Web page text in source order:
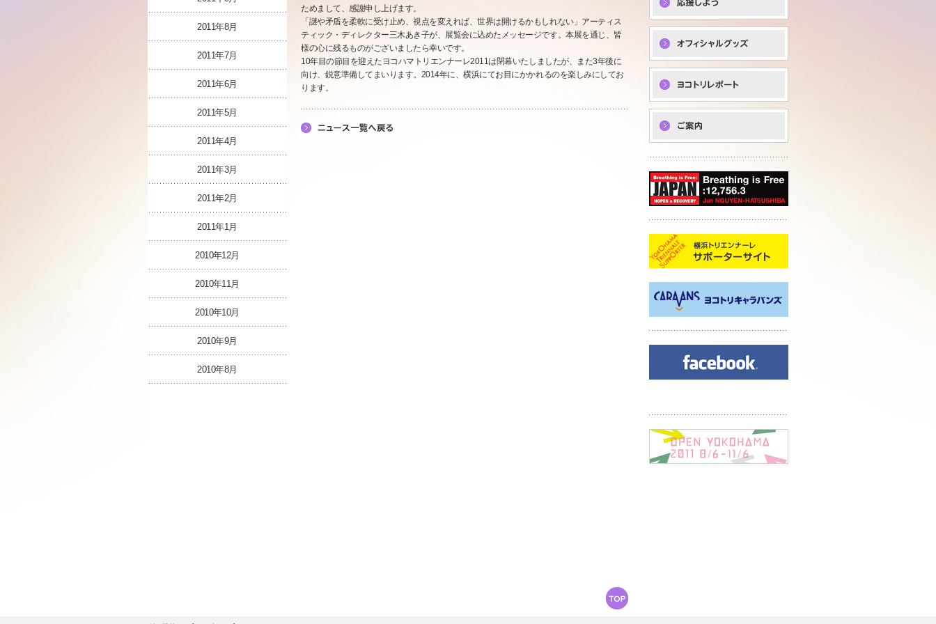
2011年8月
2011年7月
2011年6月
2011年5月
2011年4月
2011年3月
2011年2月
2011年1月
2010年12月
2010年11月
2010年10月
2010年9月
2010年8月
ためまして、感謝申し上げます。
「謎や矛盾を柔軟に受け止め、視点を変えれば、世界は開けるかもしれない」アーティス
ティック・ディレクター三木あき子が、展覧会に込めたメッセージです。本展を通じ、皆
様の心に残るものがございましたら幸いです。
10年目の節目を迎えたヨコハマトリエンナーレ2011は閉幕いたしましたが、また3年後に
向け、鋭意準備してまいります。2014年に、横浜にてお目にかかれるのを楽しみにしてお
ります。